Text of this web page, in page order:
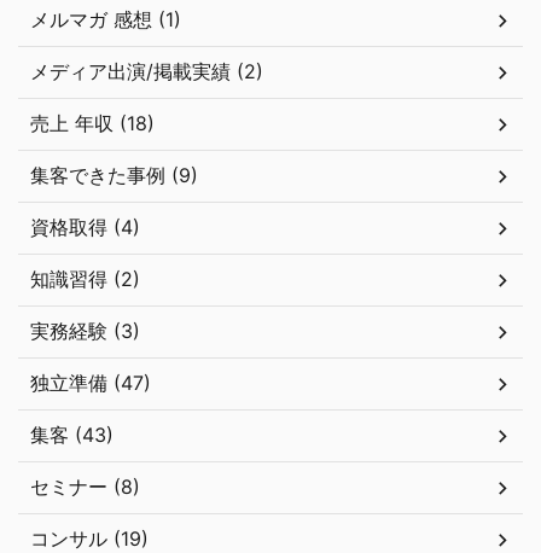
メルマガ 感想 (1)
メディア出演/掲載実績 (2)
売上 年収 (18)
集客できた事例 (9)
資格取得 (4)
知識習得 (2)
実務経験 (3)
独立準備 (47)
集客 (43)
セミナー (8)
コンサル (19)